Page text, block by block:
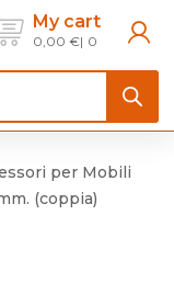
My cart
0,00 € 0
per Mobili
(coppia)